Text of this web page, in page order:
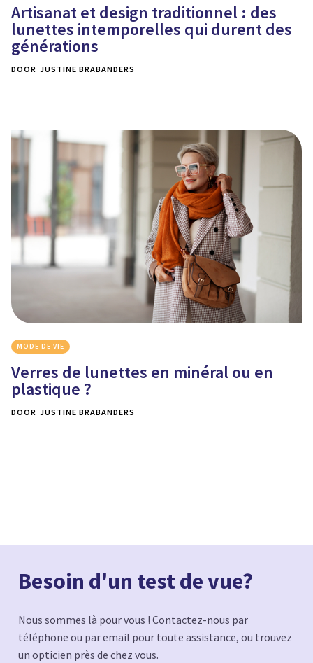
Artisanat et design traditionnel : des
lunettes intemporelles qui durent des
générations
DOOR JUSTINE BRABANDERS
MODE DE VIE
Verres de lunettes en minéral ou en
plastique ?
DOOR JUSTINE BRABANDERS
Besoin d'un test de vue?
Nous sommes là pour vous ! Contactez-nous par
téléphone ou par email pour toute assistance, ou trouvez
un opticien près de chez vous.